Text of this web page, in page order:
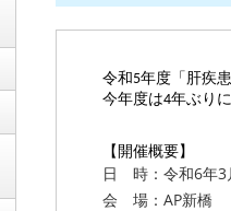
令和5年度「肝疾
今年度は4年ぶり
【開催概要】
日 時：令和6年3
会 場：AP新橋 4